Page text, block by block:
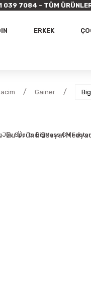
7084 - TÜM
ERKEK
Gainer
Bu Ürünü Sosyal